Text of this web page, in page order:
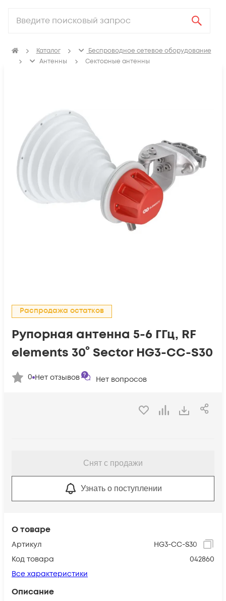
Каталог
Беспроводное сетевое оборудование
Антенны
Секторные антенны
О товаре
Артикул
HG3-CC-S30
Код товара
042860
Все характеристики
Описание
Распродажа остатков
Рупорная антенна 5-6 ГГц, RF
elements 30° Sector HG3-CC-S30
0 Нет отзывов Нет вопросов
Снят с продажи
Узнать о поступлении